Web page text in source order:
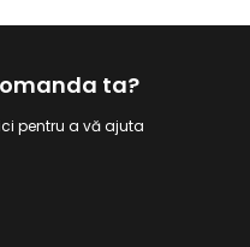
ta?
pentru a vă ajuta